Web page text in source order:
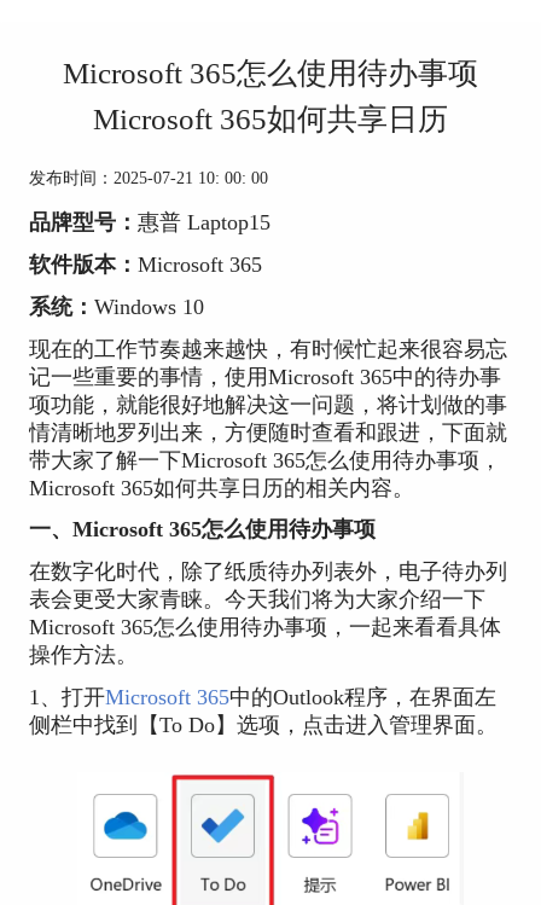
Microsoft 365怎么使用待办事项
Microsoft 365如何共享日历
发布时间：2025-07-21 10: 00: 00
品牌型号： 惠普 Laptop15
软件版本： Microsoft 365
系统： Windows 10
现在的工作节奏越来越快，有时候忙起来很容易忘
记一些重要的事情，使用Microsoft 365中的待办事
项功能，就能很好地解决这一问题，将计划做的事
情清晰地罗列出来，方便随时查看和跟进，下面就
带大家了解一下Microsoft 365怎么使用待办事项，
Microsoft 365如何共享日历的相关内容。
一、Microsoft 365怎么使用待办事项
在数字化时代，除了纸质待办列表外，电子待办列
表会更受大家青睐。今天我们将为大家介绍一下
Microsoft 365怎么使用待办事项，一起来看看具体
操作方法。
1、打开Microsoft 365中的Outlook程序，在界面左
侧栏中找到【To Do】选项，点击进入管理界面。